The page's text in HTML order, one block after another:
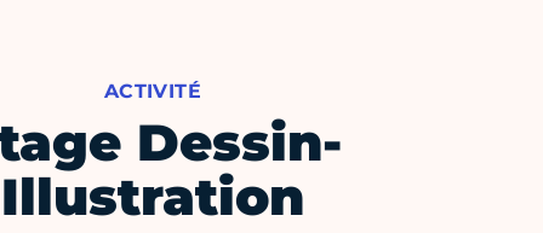
ACTIVITÉ
Dessin-
Illustration